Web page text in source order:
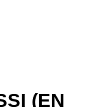
(EN